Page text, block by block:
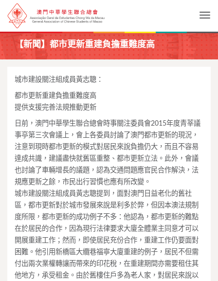
【新聞】都市更新重建負擔重難度高
城市建設關注組成員黃志聰：
都市更新重建負擔重難度高
提供支援完善法規推動更新
日前， 澳門中華學生聯合總會時事關注委員會2015年度青莘議
事亭第三次會議上，會上各委員討論了澳門都市更新的現況，
注意到現時都市更新的模式對居民來說負擔仍大， 而且不容易
達成共識，建議盡快就舊區重整、都市更新立法。此外， 會議
也討論了車輛增長的議題，認為交通問題應官民合作解決， 法
規應更新之餘，市民出行習慣也應有所改變。
城市建設關注組成員黃志聰提到，面對澳門日益老化的舊社
區， 都市更新對於城市發展來說是利多於弊，但因本澳法規制
度所限， 都市更新的成功例子不多：他認為， 都市更新的難點
在於居民的合作， 因為現行法律要求大廈全體業主同意才可以
開展重建工作；然而， 即使居民充份合作，重建工作仍要面對
困難。 他引用新橋區大纜巷福寧大廈重建的例子， 居民不但需
付出兩次業權轉讓而帶來的印花稅， 在重建期間亦需要租住其
他地方，承受租金。 由於舊樓住戶多為老人家，對居民來說以